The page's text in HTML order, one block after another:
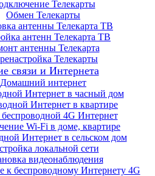
Телекарты
Обмен Телекарты
антенны Телекарта ТВ
антенн Телекарта ТВ
антенны Телекарта
Телекарты
связи и Интернета
Домашний интернет
Интернет в часный дом
Интернет в квартире
4G Интернет
Wi-Fi в доме, квартире
Интернет в сельском дом
локальной сети
видеонаблюдения
к беспроводному Интернету 4G